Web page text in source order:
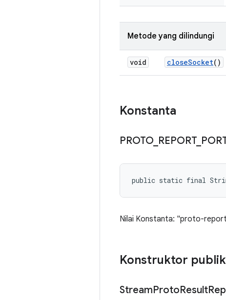
Metode yang dilindungi
void closeSocket()
Konstanta
PROTO REPORT_
public static final String
Nilai Konstanta: "proto-
Konstruktor publik
StreamProtoResult